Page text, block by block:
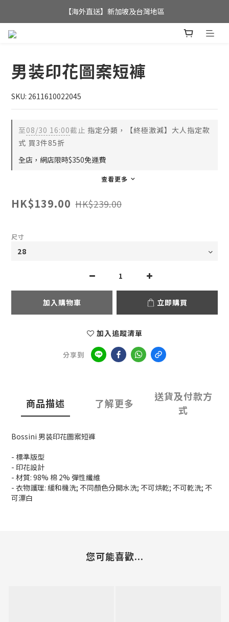
全店滿$350，即可享港澳地區免運費;
【海外直送】新加坡及台灣地區
男装印花圖案短褲
SKU: 2611610022045
至08/30 16:00截止 指定分類，【終極激減】大人指定款
式 買3件85折
全店，網店限時$350免運費
查看更多
HK$139.00 HK$239.00
尺寸
加入購物車 立即購買
加入追蹤清單
分享到
商品描述 了解更多
送貨及付款方
式
Bossini 男装印花圖案短褲
- 標準版型
- 印花設計
- 材質: 98% 棉 2% 彈性纖維
- 衣物護理: 緩和機洗; 不同顏色分開水洗; 不可烘乾; 不可乾洗; 不
可漂白
您可能喜歡...